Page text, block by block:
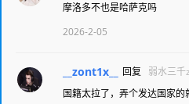
摩洛多不也是哈萨克吗
2026-2-05
__zont1x__ 回复
弱水三千
国籍太拉了，弄个发达国家的